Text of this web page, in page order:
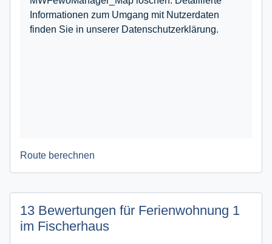
Informationen zum Umgang mit Nutzerdaten
finden Sie in unserer Datenschutzerklärung.
Route berechnen
13 Bewertungen für Ferienwohnung 1
im Fischerhaus